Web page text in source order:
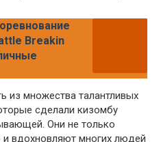
Breakin
из множества талантливых
сделали кизомбу
Они не только
и вдохновляют многих людей